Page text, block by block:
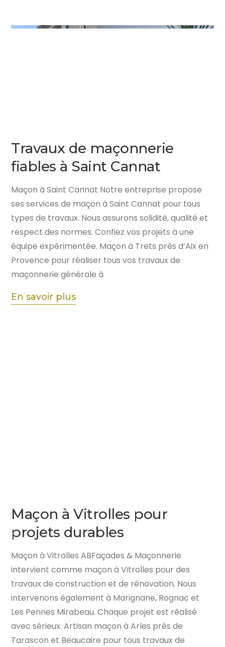
Travaux de maçonnerie
fiables à Saint Cannat
Maçon à Saint Cannat Notre entreprise propose
ses services de maçon à Saint Cannat pour tous
types de travaux. Nous assurons solidité, qualité et
respect des normes. Confiez vos projets à une
équipe expérimentée. Maçon à Trets près d’Aix en
Provence pour réaliser tous vos travaux de
maçonnerie générale à
En savoir plus
Maçon à Vitrolles pour
projets durables
Maçon à Vitrolles ABFaçades & Maçonnerie
intervient comme maçon à Vitrolles pour des
travaux de construction et de rénovation. Nous
intervenons également à Marignane, Rognac et
Les Pennes Mirabeau. Chaque projet est réalisé
avec sérieux. Artisan maçon à Arles près de
Tarascon et Beaucaire pour tous travaux de